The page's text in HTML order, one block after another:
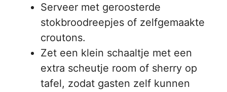
Serveer met geroosterde
stokbroodreepjes of zelfgemaakte
croutons.
Zet een klein schaaltje met een
extra scheutje room of sherry op
tafel, zodat gasten zelf kunnen